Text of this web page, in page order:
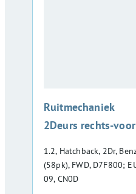
Ruitmechaniek
2Deurs rechts-voor
1.2, Hatchback, 2Dr,
(58pk), FWD, D7F800;
09, CN0D